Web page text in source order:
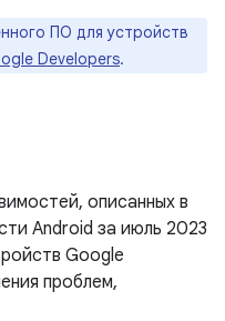
ПО для устройств
Developers.
описанных в
Android за июль 2023
Google
проблем,